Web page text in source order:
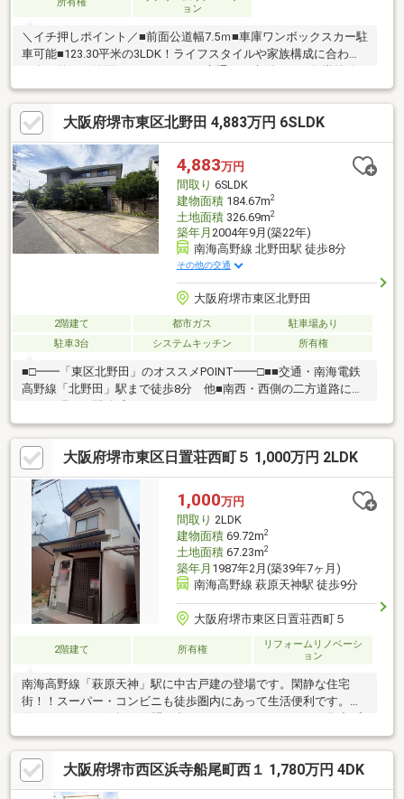
所有権
ョン
＼イチ押しポイント／■前面公道幅7.5ｍ■車庫ワンボックスカー駐
車可能■123.30平米の3LDK！ライフスタイルや家族構成に合わせ
て多目的にご使用いただけます！■交通は、大阪メトロ御堂筋線
「新金岡」駅まで徒歩8分の物件です！【リフォーム内容】壁、天
井クロス貼替え【LDK・洋室・1階ホール・車庫】、2階トイレ洗
浄便座新調他＼周辺環境のピックアップ／◆小学校…新金岡小学
校まで約500ｍ◆中学校…金岡南中学校まで約1100ｍ◆スーパー…
サンプラザ金岡店まで約410ｍ◆コンビニ…セブンイレブン堺金岡
町店まで約330ｍ
大阪府堺市東区北野田 4,883万円 6SLDK
4,883万円
間取り 6SLDK
建物面積184.67m2
土地面積326.69m2
築年月 2004年9月(築22年)
南海高野線 北野田駅 徒歩8分
その他の交通
大阪府堺市東区北野田
2階建て 都市ガス
駐車場あり
駐車3台
システムキッチン 所有権
■□━━「東区北野田」のオススメPOINT━━□■■交通・南海電鉄
高野線「北野田」駅まで徒歩8分 他■南西・西側の二方道路に面
住空間・収納が豊富に設けられていて、片付いた暮らしが叶いそ
うです・内装リフォームが行われています■駐車スペース3台分有
(車種による)■リフォーム内容(2026年9月完了予定)【交換】食器
洗乾燥機、コンロ、インターホン【張替】洋室4部屋クロス(壁・
天井)、和室クロス(壁)■周辺環境・堺市立野田小学校 徒歩5分(約
400m)・堺市立野田中学校 徒歩7分(約550m)
大阪府堺市東区日置荘西町５ 1,000万円 2LDK
1,000万円
間取り 2LDK
建物面積69.72m2
土地面積67.23m2
築年月 1987年2月(築39年7ヶ月)
南海高野線 萩原天神駅 徒歩9分
大阪府堺市東区日置荘西町５
2階建て 所有権
リフォームリノベーシ
ョン
南海高野線「萩原天神」駅に中古戸建の登場です。閑静な住宅
街！！スーパー・コンビニも徒歩圏内にあって生活便利です。内
覧できます！お気軽にお問い合わせください！ガス・・・集中プ
ロパンガス
大阪府堺市西区浜寺船尾町西１ 1,780万円 4DK